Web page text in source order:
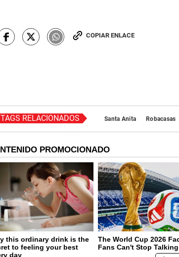
COPIAR ENLACE
TAGS RELACIONADOS Santa Anita Robacasas